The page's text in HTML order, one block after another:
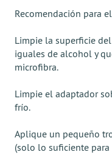
Recomendación para
Limpie la superficie
iguales de alcohol y
microfibra.
Limpie el adaptador
frío.
Aplique un pequeño
(solo lo suficiente